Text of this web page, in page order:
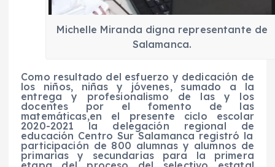
Michelle Miranda digna representante de
Salamanca.
Como resultado del esfuerzo y dedicación de
los niños, niñas y jóvenes, sumado a la
entrega y profesionalismo de las y los
docentes por el fomento de las
matemáticas,en el presente ciclo escolar
2020-2021 la delegación regional de
educación Centro Sur Salamancaregistró la
participación de 800 alumnas y alumnos de
primarias y secundarias para la primera